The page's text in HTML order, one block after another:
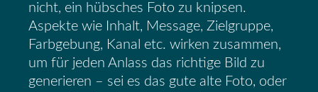
nicht, ein hübsches Foto zu knipsen.
Aspekte wie Inhalt, Message, Zielgruppe,
Farbgebung, Kanal etc. wirken zusammen,
um für jeden Anlass das richtige Bild zu
generieren – sei es das gute alte Foto, oder